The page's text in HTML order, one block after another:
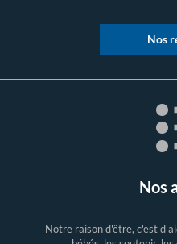
Nos
Nos
Notre raison d'être, c'est